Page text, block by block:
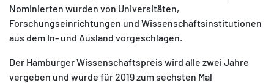
Nominierten wurden von Universitäten,
Forschungseinrichtungen und Wissenschaftsinstitutionen
aus dem In- und Ausland vorgeschlagen.
Der Hamburger Wissenschaftspreis wird alle zwei Jahre
vergeben und wurde für 2019 zum sechsten Mal